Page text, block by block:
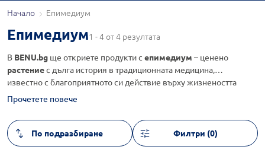
Начало Епимедиум
Епимедиум1 - 4 от 4 резултата
В BENU.bg ще откриете продукти с епимедиум – ценено
растениес дълга история в традиционната медицина,
известно с благоприятното си действие върху жизнеността
и енергията. Нашият каталог включва подбрани
предложения подходящи за хора, които търсят естествени
решения за тонус и добро здраве.
Прочетете повече
Филтри (0)